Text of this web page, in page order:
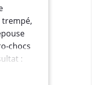
trempé,
chocs
: